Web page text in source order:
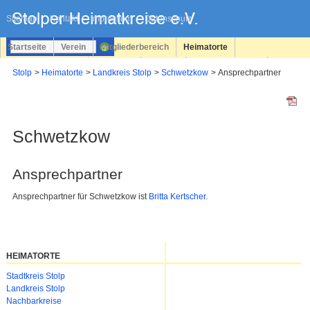
Sitemap Kontakt Impressum Datenschutz
überspringen
Startseite Verein Mitgliederbereich Heimatorte
Stolp Heimatorte Landkreis Stolp Schwetzkow Ansprechpartner
Schwetzkow
Ansprechpartner
Ansprechpartner für Schwetzkow ist Britta Kertscher.
HEIMATORTE
Navigation
überspringen
Stadtkreis Stolp
Landkreis Stolp
Nachbarkreise